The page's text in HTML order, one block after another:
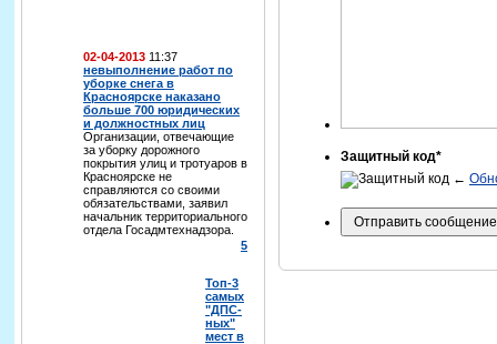
02-04-2013 11:37
невыполнение работ по
уборке снега в
Красноярске наказано
больше 700 юридических
и должностных лиц
Организации, отвечающие
за уборку дорожного
покрытия улиц и тротуаров в
Красноярске не
справляются со своими
обязательствами, заявил
начальник территориального
отдела Госадмтехнадзора.
5
Топ-3
самых
"ДПС-
ных"
мест в
Защитный код*
←